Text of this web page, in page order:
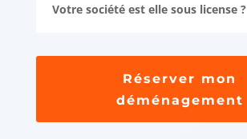
Votre société est elle sous license ?
Réserver mon
déménagement